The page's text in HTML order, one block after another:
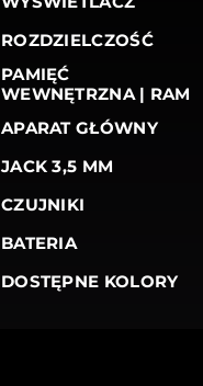
ROZDZIELCZOŚĆ
PAMIĘĆ
WEWNĘTRZNA | RAM
APARAT GŁÓWNY
JACK 3,5 MM
CZUJNIKI
BATERIA
DOSTĘPNE KOLORY